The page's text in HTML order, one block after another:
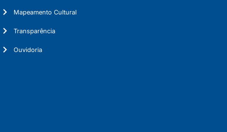
Mapeamento Cultural
Transparência
Ouvidoria